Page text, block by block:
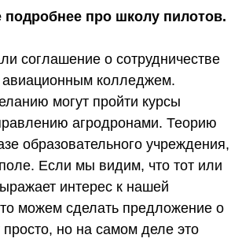
про школу пилотов.
соглашение о сотрудничестве
авиационным колледжем.
могут пройти курсы
агродронами. Теорию
образовательного учреждения,
Если мы видим, что тот или
интерес к нашей
можем сделать предложение о
просто, но на самом деле это